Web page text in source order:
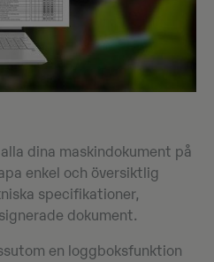
dina maskindokument på
enkel och översiktlig
specifikationer,
dokument.
en loggboksfunktion